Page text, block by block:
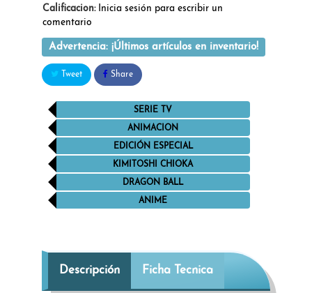
Calificacion: Inicia sesión para escribir un
comentario
Advertencia: ¡Últimos artículos en inventario!
Tweet Share
SERIE TV
ANIMACION
EDICIÓN ESPECIAL
KIMITOSHI CHIOKA
DRAGON BALL
ANIME
Descripción Ficha Tecnica